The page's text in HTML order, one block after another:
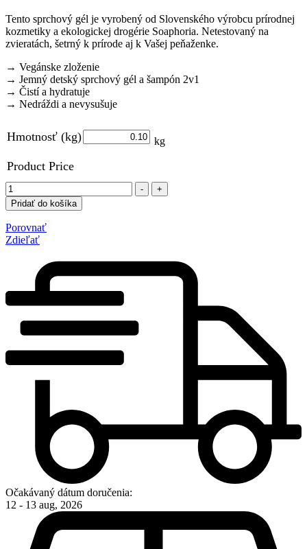
Tento sprchový gél je vyrobený od Slovenského výrobcu prírodnej
kozmetiky a ekologickej drogérie Soaphoria. Netestovaný na
zvieratách, šetrný k prírode aj k Vašej peňaženke.
→ Vegánske zloženie
→ Jemný detský sprchový gél a šampón 2v1
→ Čistí a hydratuje
→ Nedráždi a nevysušuje
Hmotnosť (kg)
Product Price
Množstvo -
+
Pridať do košíka
Porovnať
Zdieľať
Očakávaný dátum doručenia:
12 - 13 aug, 2026